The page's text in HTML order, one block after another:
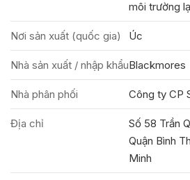
môi trường
Nơi sản xuất (quốc gia) Úc
Nhà sản xuất / nhập khẩuBlackmores
Nhà phân phối Công ty CP
Địa chỉ
Số 58 Trần
Quận Bình
Minh